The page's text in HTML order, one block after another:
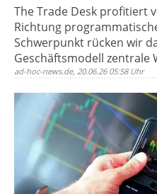
The Trade Desk profitiert
Richtung
Schwerpunkt rücken wir
Geschäftsmodell zentrale
ad-hoc-news.de, 20.06.26 05:58 Uhr